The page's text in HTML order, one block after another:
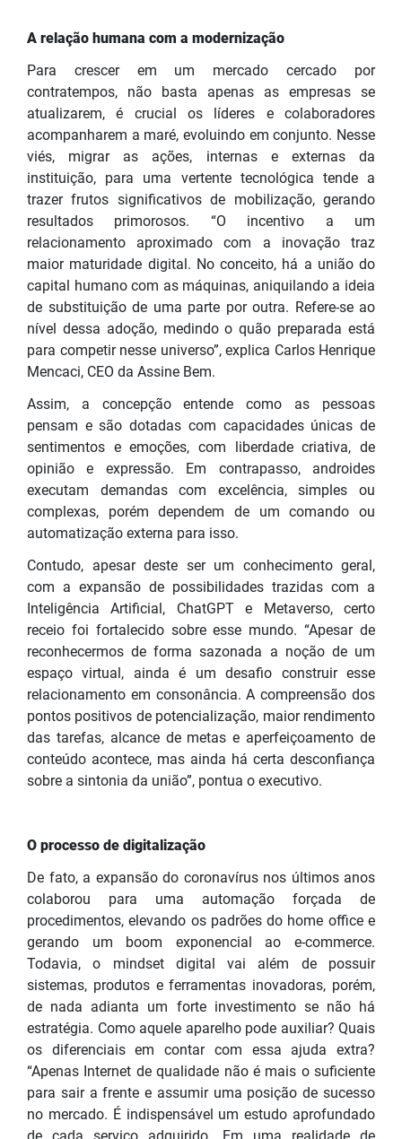
A relação humana com a modernização
Para crescer em um mercado cercado por
contratempos, não basta apenas as empresas se
atualizarem, é crucial os líderes e colaboradores
acompanharem a maré, evoluindo em conjunto. Nesse
viés, migrar as ações, internas e externas da
instituição, para uma vertente tecnológica tende a
trazer frutos significativos de mobilização, gerando
resultados primorosos. “O incentivo a um
relacionamento aproximado com a inovação traz
maior maturidade digital. No conceito, há a união do
capital humano com as máquinas, aniquilando a ideia
de substituição de uma parte por outra. Refere-se ao
nível dessa adoção, medindo o quão preparada está
para competir nesse universo”, explica Carlos Henrique
Mencaci, CEO da Assine Bem.
Assim, a concepção entende como as pessoas
pensam e são dotadas com capacidades únicas de
sentimentos e emoções, com liberdade criativa, de
opinião e expressão. Em contrapasso, androides
executam demandas com excelência, simples ou
complexas, porém dependem de um comando ou
automatização externa para isso.
Contudo, apesar deste ser um conhecimento geral,
com a expansão de possibilidades trazidas com a
Inteligência Artificial, ChatGPT e Metaverso, certo
receio foi fortalecido sobre esse mundo. “Apesar de
reconhecermos de forma sazonada a noção de um
espaço virtual, ainda é um desafio construir esse
relacionamento em consonância. A compreensão dos
pontos positivos de potencialização, maior rendimento
das tarefas, alcance de metas e aperfeiçoamento de
conteúdo acontece, mas ainda há certa desconfiança
sobre a sintonia da união”, pontua o executivo.
O processo de digitalização
De fato, a expansão do coronavírus nos últimos anos
colaborou para uma automação forçada de
procedimentos, elevando os padrões do home office e
gerando um boom exponencial ao e-commerce.
Todavia, o mindset digital vai além de possuir
sistemas, produtos e ferramentas inovadoras, porém,
de nada adianta um forte investimento se não há
estratégia. Como aquele aparelho pode auxiliar? Quais
os diferenciais em contar com essa ajuda extra?
“Apenas Internet de qualidade não é mais o suficiente
para sair a frente e assumir uma posição de sucesso
no mercado. É indispensável um estudo aprofundado
de cada serviço adquirido. Em uma realidade de